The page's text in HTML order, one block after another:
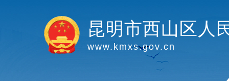
昆明市西山区人
www.kmxs.gov.cn